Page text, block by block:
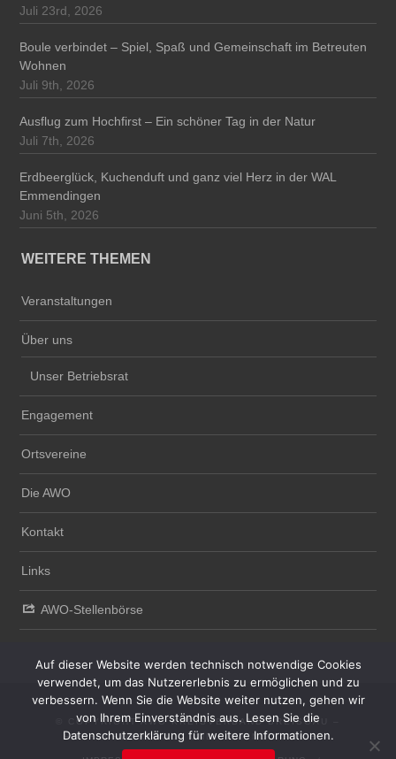
Juli 23rd, 2026
Boule verbindet – Spiel, Spaß und Gemeinschaft im Betreuten
Wohnen
Juli 9th, 2026
Ausflug zum Hochfirst – Ein schöner Tag in der Natur
Juli 7th, 2026
Erdbeerglück, Kuchenduft und ganz viel Herz in der WAL
Emmendingen
Juni 5th, 2026
WEITERE THEMEN
Veranstaltungen
Über uns
Unser Betriebsrat
Engagement
Ortsvereine
Die AWO
Kontakt
Links
AWO-Stellenbörse
© COPYRIGHT AWO KREISVERBAND BREISGAU –
HOCHSCHWARZWALD UND EMMENDINGEN E.V.
Auf dieser Website werden technisch notwendige Cookies
verwendet, um das Nutzererlebnis zu ermöglichen und zu
verbessern. Wenn Sie die Website weiter nutzen, gehen wir
von Ihrem Einverständnis aus. Lesen Sie die
Datenschutzerklärung für weitere Informationen.